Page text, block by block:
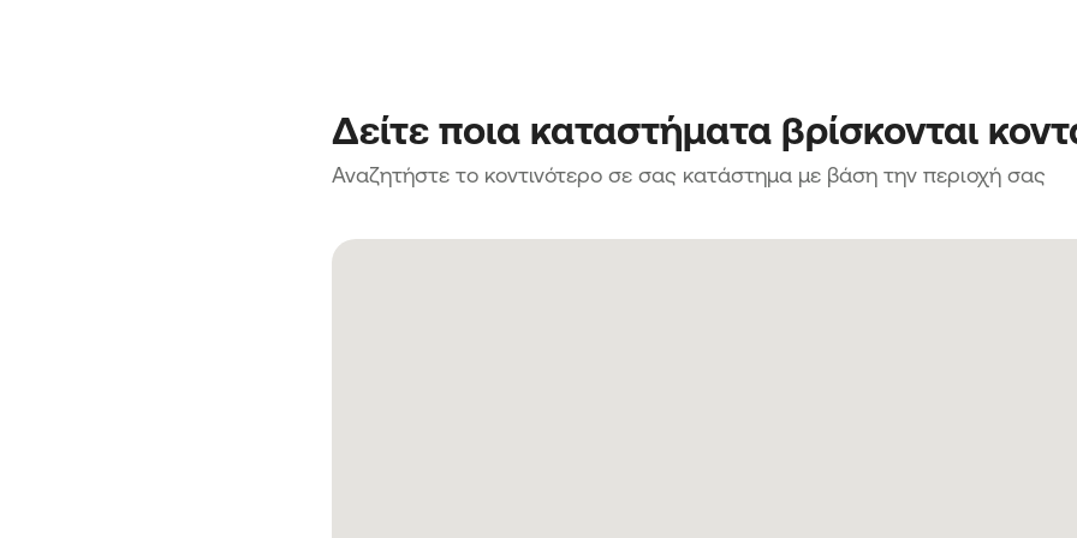
Δείτε ποια καταστήματα βρίσκονται
Αναζητήστε το κοντινότερο σε σας κατάστημα με βάση την περιοχή σας